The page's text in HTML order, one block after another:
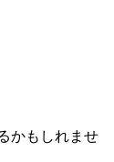
かもしれませ